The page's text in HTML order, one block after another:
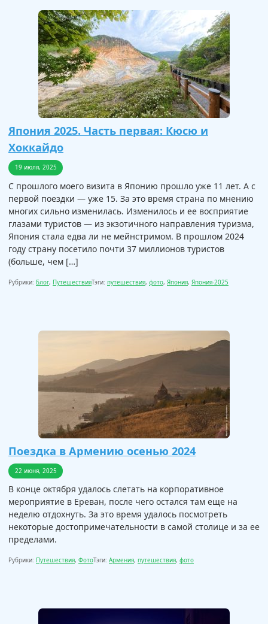
Япония 2025. Часть первая: Кюсю и
Хоккайдо
19 июля, 2025
С прошлого моего визита в Японию прошло уже 11 лет. А с
первой поездки — уже 15. За это время страна по мнению
многих сильно изменилась. Изменилось и ее восприятие
глазами туристов — из экзотичного направления туризма,
Япония стала едва ли не мейнстримом. В прошлом 2024
году страну посетило почти 37 миллионов туристов
(больше, чем […]
Рубрики: Блог, ПутешествияТэги: путешествия, фото, Япония, Япония-2025
Поездка в Армению осенью 2024
22 июня, 2025
В конце октября удалось слетать на корпоративное
мероприятие в Ереван, после чего остался там еще на
неделю отдохнуть. За это время удалось посмотреть
некоторые достопримечательности в самой столице и за ее
пределами.
Рубрики: Путешествия, ФотоТэги: Армения, путешествия, фото